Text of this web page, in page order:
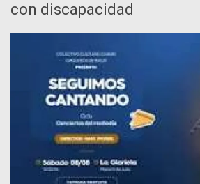
con discapacidad